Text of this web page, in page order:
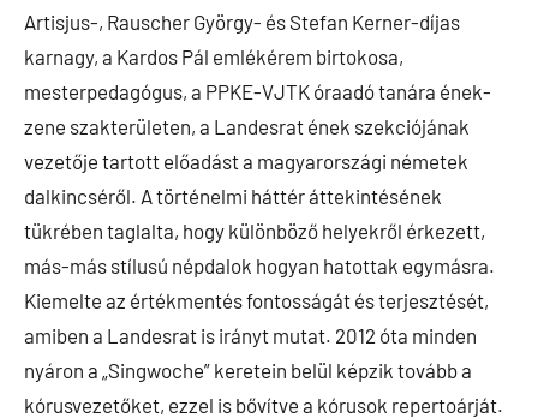
Artisjus-, Rauscher György- és Stefan Kerner-díjas
karnagy, a Kardos Pál emlékérem birtokosa,
mesterpedagógus, a PPKE-VJTK óraadó tanára ének-
zene szakterületen, a Landesrat ének szekciójának
vezetője tartott előadást a magyarországi németek
dalkincséről. A történelmi háttér áttekintésének
tükrében taglalta, hogy különböző helyekről érkezett,
más-más stílusú népdalok hogyan hatottak egymásra.
Kiemelte az értékmentés fontosságát és terjesztését,
amiben a Landesrat is irányt mutat. 2012 óta minden
nyáron a „Singwoche” keretein belül képzik tovább a
kórusvezetőket, ezzel is bővítve a kórusok repertoárját.